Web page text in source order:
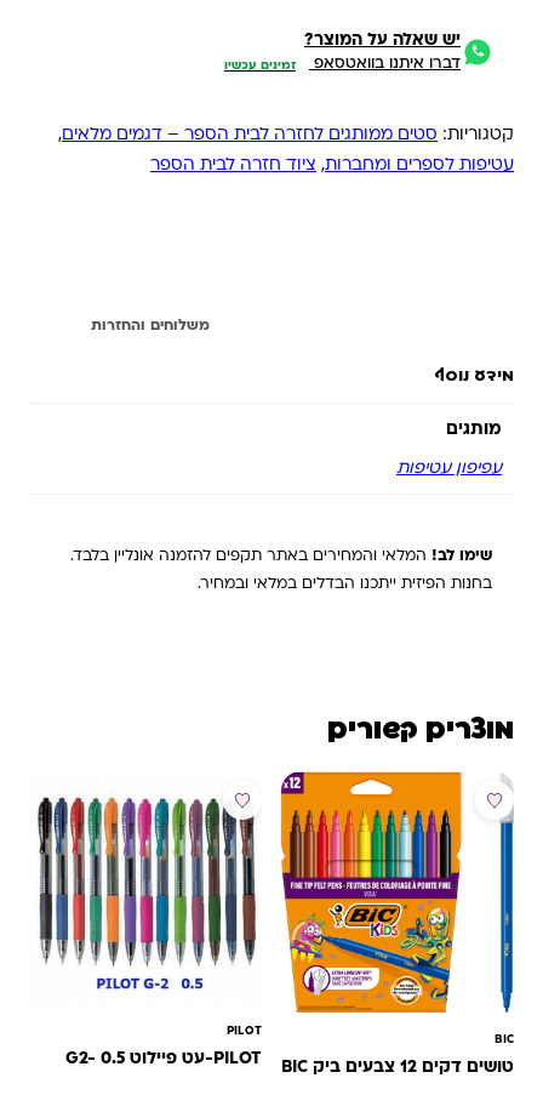
יש שאלה על המוצר?
דברו איתנו בוואטסאפ זמינים עכשיו
קטגוריות: סטים ממותגים לחזרה לבית הספר – דגמים מלאים,
עטיפות לספרים ומחברות, ציוד חזרה לבית הספר
משלוחים והחזרות
מידע נוסף
מותגים
עפיפון עטיפות
שימו לב! המלאי והמחירים באתר תקפים להזמנה אונליין בלבד.
בחנות הפיזית ייתכנו הבדלים במלאי ובמחיר.
מוצרים קשורים
מבצע
BIC
טושים דקים 12 צבעים ביק BIC
PILOT
PILOT-עט פיילוט G2- 0.5